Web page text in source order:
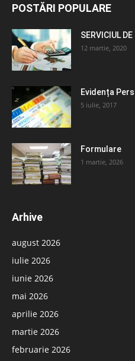
POSTĂRI POPULARE
SERVICIUL
12 martie, 2020
Evidența
5 iulie, 2017
Formulare
1 martie, 2026
Arhive
august 2026
iulie 2026
iunie 2026
mai 2026
aprilie 2026
martie 2026
februarie 2026